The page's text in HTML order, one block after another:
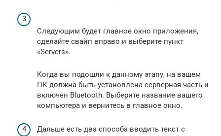
Следующим будет главное окно приложения,
сделайте свайп вправо и выберите пункт
«Servers».
Когда вы подошли к данному этапу, на вашем
ПК должна быть установлена серверная часть и
включен Bluetooth. Выберите название вашего
компьютера и вернитесь в главное окно.
Дальше есть два способа вводить текст с